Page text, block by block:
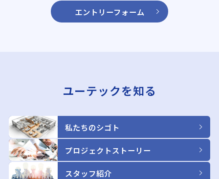
エントリーフォーム
ユーテックを知る
私たちのシゴト
プロジェクトストーリー
スタッフ紹介